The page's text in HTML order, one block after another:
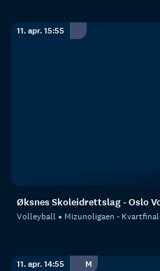
11. apr. 15:55
Øksnes Skoleidrettslag - Oslo
Volleyball Mizunoligaen -
11. apr. 14:55 M